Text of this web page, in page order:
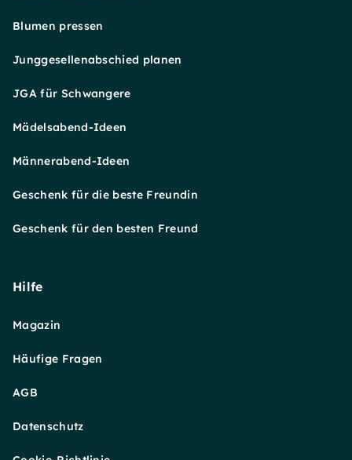
Blumen pressen
Junggesellenabschied planen
JGA für Schwangere
Mädelsabend-Ideen
Männerabend-Ideen
Geschenk für die beste Freundin
Geschenk für den besten Freund
Hilfe
Magazin
Häufige Fragen
AGB
Datenschutz